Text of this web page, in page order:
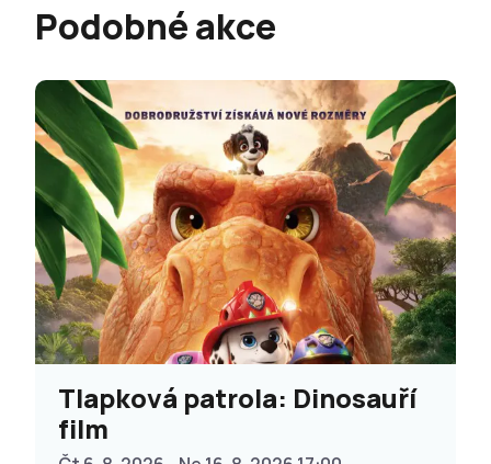
Podobné akce
Tlapková patrola: Dinosauří
film